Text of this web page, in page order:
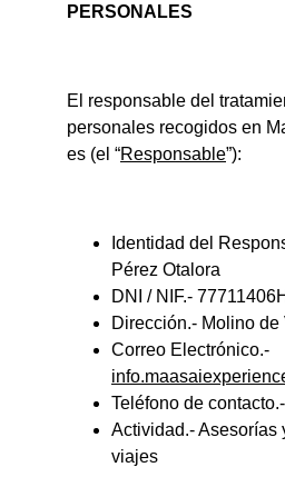
PERSONALES
El responsable del
personales recogidos en
es (el “Responsable”):
Identidad del
Pérez Otalora
DNI / NIF.- 77711406H
Dirección.- Molino de
Correo Electrónico.-
Teléfono de
Actividad.- Asesorías
viajes